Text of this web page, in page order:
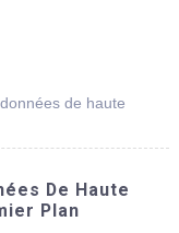
de haute
De Haute
Plan